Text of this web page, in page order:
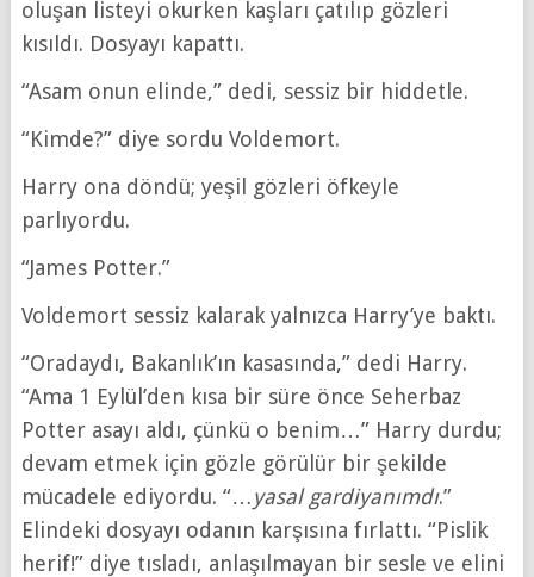
oluşan listeyi okurken kaşları çatılıp gözleri
kısıldı. Dosyayı kapattı.
“Asam onun elinde,” dedi, sessiz bir hiddetle.
“Kimde?” diye sordu Voldemort.
Harry ona döndü; yeşil gözleri öfkeyle
parlıyordu.
“James Potter.”
Voldemort sessiz kalarak yalnızca Harry’ye baktı.
“Oradaydı, Bakanlık’ın kasasında,” dedi Harry.
“Ama 1 Eylül’den kısa bir süre önce Seherbaz
Potter asayı aldı, çünkü o benim…” Harry durdu;
devam etmek için gözle görülür bir şekilde
mücadele ediyordu. “…yasal gardiyanımdı.”
Elindeki dosyayı odanın karşısına fırlattı. “Pislik
herif!” diye tısladı, anlaşılmayan bir sesle ve elini